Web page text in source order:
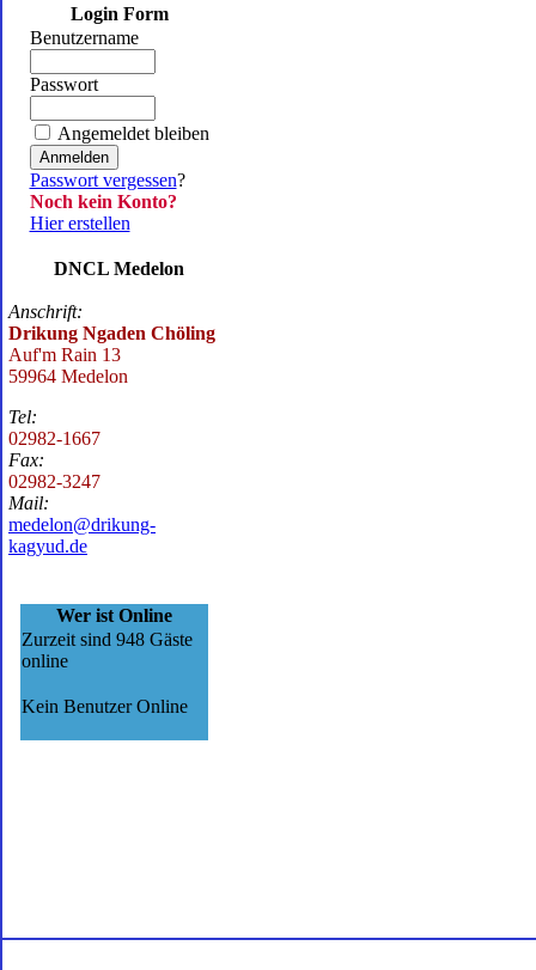
Login Form
Benutzername
Passwort
Angemeldet bleiben
Passwort vergessen?
Noch kein Konto?
Hier erstellen
DNCL Medelon
Anschrift:
Drikung Ngaden Chöling
Auf'm Rain 13
59964 Medelon
Tel:
02982-1667
Fax:
02982-3247
Mail:
medelon@drikung-
kagyud.de
Wer ist Online
Zurzeit sind 948 Gäste
online
Kein Benutzer Online